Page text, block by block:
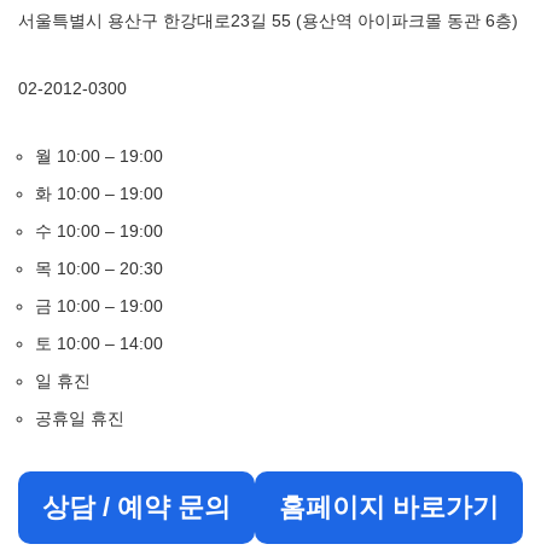
서울특별시 용산구 한강대로23길 55 (용산역 아이파크몰 동관 6층)
02-2012-0300
월 10:00 – 19:00
화 10:00 – 19:00
수 10:00 – 19:00
목 10:00 – 20:30
금 10:00 – 19:00
토 10:00 – 14:00
일 휴진
공휴일 휴진
상담 / 예약 문의 홈페이지 바로가기